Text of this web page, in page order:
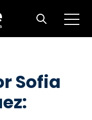
Open
Open search
Sofia